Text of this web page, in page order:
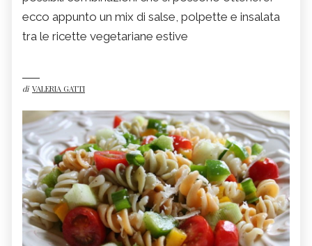
ecco appunto un mix di salse, polpette e insalata
tra le ricette vegetariane estive
di VALERIA GATTI